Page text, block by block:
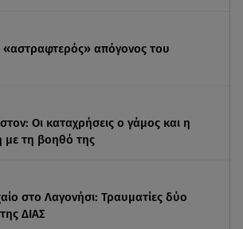
απόγονος του
Οι καταχρήσεις ο γάμος και η
με τη βοηθό της
στο Λαγονήσι: Τραυματίες δύο
ΔΙΑΣ